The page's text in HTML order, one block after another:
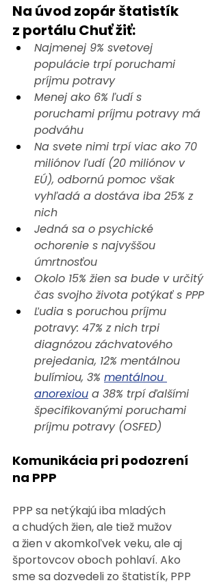
Na úvod zopár štatistík
z portálu Chuť žiť:
Najmenej 9% svetovej
populácie trpí poruchami
príjmu potravy
Menej ako 6% ľudí s
poruchami príjmu potravy má
podváhu
Na svete nimi trpí viac ako 70
miliónov ľudí (20 miliónov v
EÚ), odbornú pomoc však
vyhľadá a dostáva iba 25% z
nich
Jedná sa o psychické
ochorenie s najvyššou
úmrtnosťou
Okolo 15% žien sa bude v určitý
čas svojho života potýkať s PPP
Ľudia s poruchou príjmu
potravy: 47% z nich trpi
diagnózou záchvatového
prejedania, 12% mentálnou
bulímiou, 3% mentálnou
anorexiou a 38% trpí ďalšími
špecifikovanými poruchami
príjmu potravy (OSFED)
Komunikácia pri podozrení
na PPP
PPP sa netýkajú iba mladých
a chudých žien, ale tiež mužov
a žien v akomkoľvek veku, ale aj
športovcov oboch pohlaví. Ako
sme sa dozvedeli zo štatistík, PPP